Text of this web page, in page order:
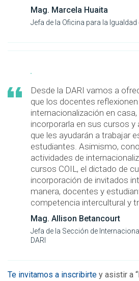
Mag. Marcela Huaita
Jefa de la Oficina para la Igualdad
Desde la DARI vamos a
que los docentes
internacionalización en
incorporarla en sus cursos y
que les ayudarán a trabajar
estudiantes. Asimismo,
actividades de
cursos COIL, el dictado de
incorporación de invitados
manera, docentes y
competencia intercultural y
Mag. Allison Betancourt
Jefa de la Sección de
DARI
Te invitamos a inscribirte y asistir a